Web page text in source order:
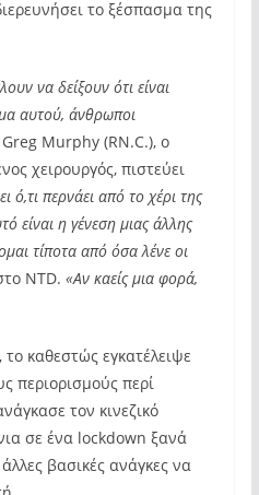
το ξέσπασμα της
να δείξουν ότι είναι
αυτού, άνθρωποι
Murphy (RN.C.), ο
χειρουργός, πιστεύει
ό,τι περνάει από το χέρι της
είναι η γένεση μιας άλλης
τίποτα από όσα λένε οι
NTD. «Αν καείς μια φορά,
το καθεστώς εγκατέλειψε
περιορισμούς περί
τον κινεζικό
σε ένα lockdown ξανά
βασικές ανάγκες να